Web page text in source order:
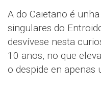
A do Caietano é
singulares do
desvívese nesta
10 anos, no que
o despide en apenas